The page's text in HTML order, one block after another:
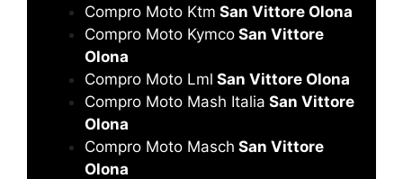
Compro Moto Ktm San Vittore Olona
Compro Moto Kymco San Vittore
Olona
Compro Moto Lml San Vittore Olona
Compro Moto Mash Italia San Vittore
Olona
Compro Moto Masch San Vittore
Olona